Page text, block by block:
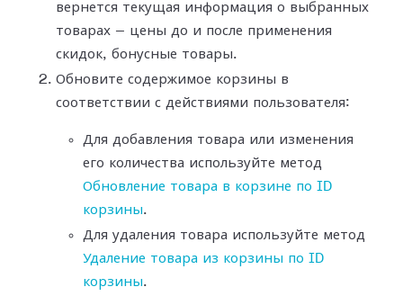
вернется текущая информация о выбранных
товарах — цены до и после применения
скидок, бонусные товары.
Обновите содержимое корзины в
соответствии с действиями пользователя:
Для добавления товара или изменения
его количества используйте метод
Обновление товара в корзине по ID
корзины.
Для удаления товара используйте метод
Удаление товара из корзины по ID
корзины.